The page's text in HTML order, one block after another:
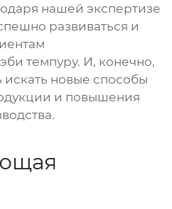
нашей экспертизе
развиваться и
эби темпуру. И, конечно,
новые способы
и повышения